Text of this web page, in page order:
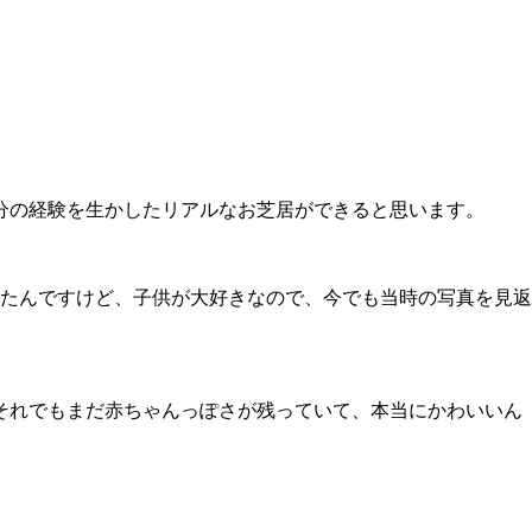
経験を生かしたリアルなお芝居ができると思います。
ですけど、子供が大好きなので、今でも当時の写真を見返
でもまだ赤ちゃんっぽさが残っていて、本当にかわいいん